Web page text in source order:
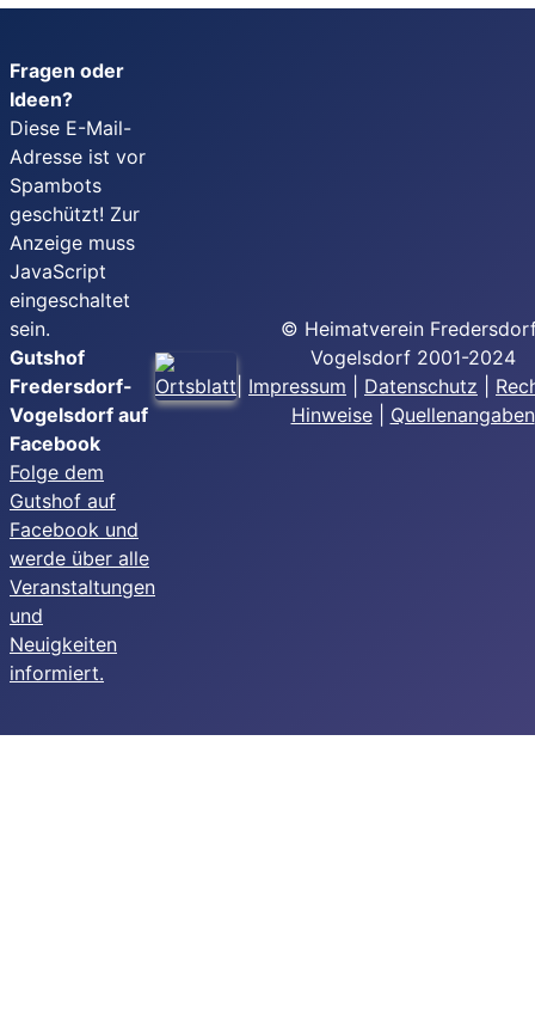
Fragen oder
Ideen?
Diese E-Mail-
Adresse ist vor
Spambots
geschützt! Zur
Anzeige muss
JavaScript
eingeschaltet
sein.
Gutshof
Fredersdorf-
Vogelsdorf auf
Facebook
Folge dem
Gutshof auf
Facebook und
werde über alle
Veranstaltungen
und
Neuigkeiten
informiert.
© Heimatverein
Vogelsdorf 2001-2024
Impressum Datenschutz
Hinweise| Quellenangaben